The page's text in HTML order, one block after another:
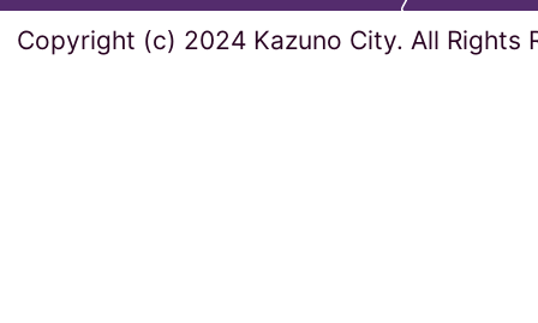
Copyright (c) 2024 Kazuno City. All Rights